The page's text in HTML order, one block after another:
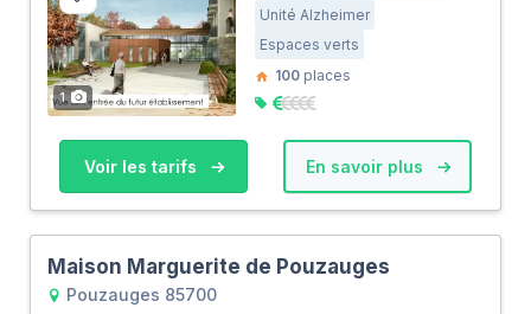
1
Unité Alzheimer
Espaces verts
100 places
Voir les tarifs En savoir plus
Maison Marguerite de Pouzauges
Pouzauges 85700